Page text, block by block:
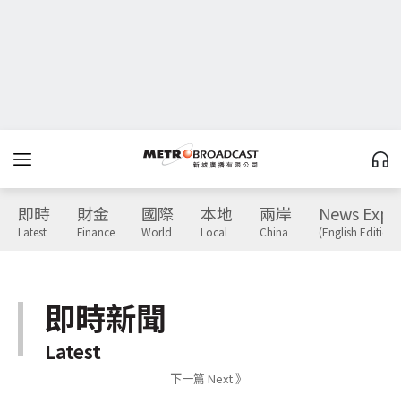
即時
Latest
財金
Finance
國際
World
本地
Local
兩岸
China
News
(English Edition)
即時新聞
Latest
下一篇 Next 》